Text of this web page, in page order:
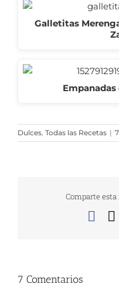
Galletitas
Dulces, Todas las Recetas |
Comparte
7 Comentarios